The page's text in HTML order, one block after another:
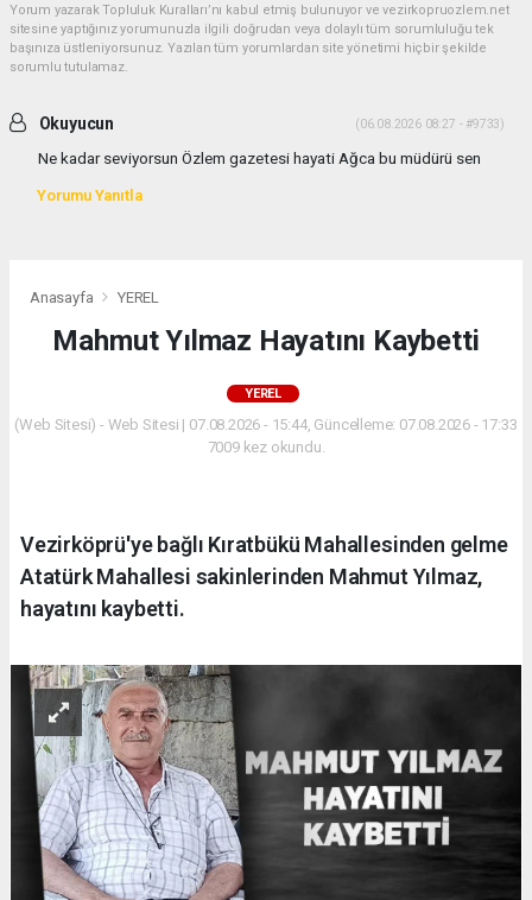
Yorum yazarak Topluluk Kuralları’nı kabul etmiş bulunuyor ve vezirkopruozlem.net
sitesine yaptığınız yorumunuzla ilgili doğrudan veya dolaylı tüm sorumluluğu tek
başınıza üstleniyorsunuz. Yazılan tüm yorumlardan site yönetimi hiçbir şekilde
sorumlu tutulamaz.
Okuyucun (06.08.2026 08:27 - #9733)
Ne kadar seviyorsun Özlem gazetesi hayati Ağca bu müdürü sen
Yorumu Yanıtla
Anasayfa YEREL
Mahmut Yılmaz Hayatını Kaybetti
YEREL
(Web Sitesi) - Web Sitesi | 07.08.2026 - 15:44, Güncelleme: 07.08.2026 - 17:33
7009 kez okundu.
Vezirköprü'ye bağlı Kıratbükü Mahallesinden gelme
Atatürk Mahallesi sakinlerinden Mahmut Yılmaz,
hayatını kaybetti.